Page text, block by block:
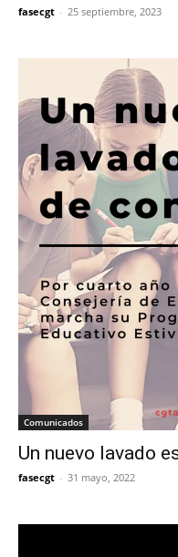
fasecgt - 25 septiembre, 2023
Comunicados
Un nuevo lavado
fasecgt - 31 mayo, 2022